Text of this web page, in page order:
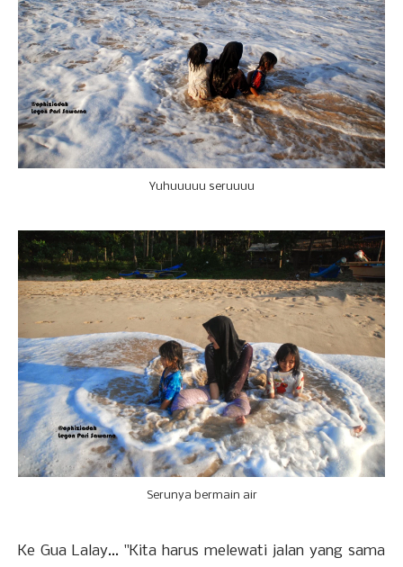
Yuhuuuuu seruuuu
Serunya bermain air
Ke Gua Lalay... "Kita harus melewati jalan yang sama